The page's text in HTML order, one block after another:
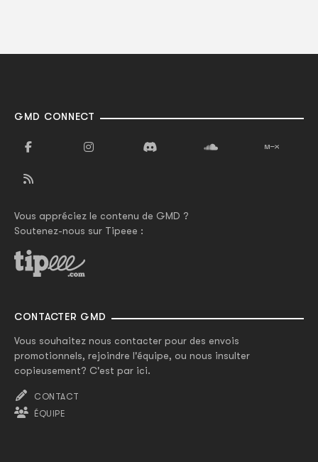
GMD CONNECT
Vous appréciez le contenu de GMD ?
Soutenez-nous sur Tipeee :
CONTACTER GMD
Vous souhaitez nous contacter pour des envois
promotionnels, rejoindre l'équipe, ou nous insulter
copieusement? C'est par ici.
CONTACT
ÉQUIPE